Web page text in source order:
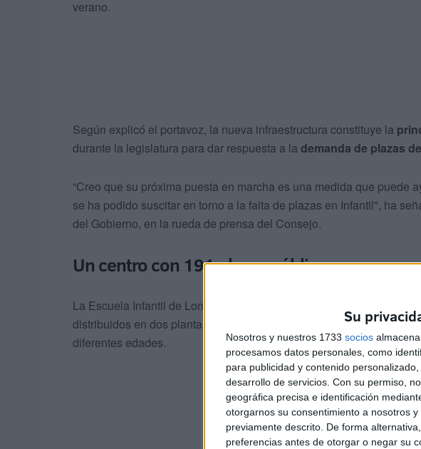
Su
Nosotros y nuestros 1733 socios
procesamos datos personales, como
para publicidad y contenido
desarrollo de servicios. Con su permiso,
geográfica precisa e identificación
otorgarnos su consentimiento a nosotros
previamente descrito. De forma
preferencias antes de otorgar o negar su
verano.
Según explicó el portavoz, la nueva infraestructura constituye la
durante la legislatura para dar respuesta a la demanda de plazas
“Creo que su próxima puesta en marcha es una medida que puede
se ha podido suscitar en torno a la falta de plazas en Infantil", ha
del Gobierno, en la rueda de prensa del Consejo.
Un centro con 191 plazas públicas
La Escuela Infantil de Loma Colmenar contará con cerca de
distribuidos en dos plantas y ofrecerá un total de
191 plazas
diferentes edades.